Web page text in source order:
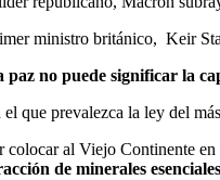
ministro británico, Keir
paz no puede significar la
que prevalezca la ley del
colocar al Viejo Continente
de minerales